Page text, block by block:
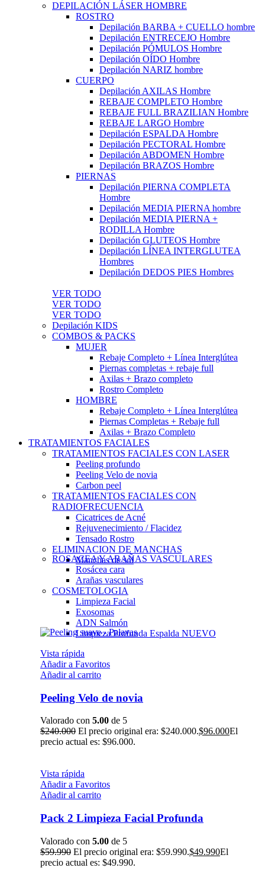
DEPILACIÓN LÁSER HOMBRE
ROSTRO
Depilación BARBA + CUELLO hombre
Depilación ENTRECEJO Hombre
Depilación PÓMULOS Hombre
Depilación OÍDO Hombre
Depilación NARIZ hombre
CUERPO
Depilación AXILAS Hombre
REBAJE COMPLETO Hombre
REBAJE FULL BRAZILIAN Hombre
REBAJE LARGO Hombre
Depilación ESPALDA Hombre
Depilación PECTORAL Hombre
Depilación ABDOMEN Hombre
Depilación BRAZOS Hombre
PIERNAS
Depilación PIERNA COMPLETA
Hombre
Depilación MEDIA PIERNA hombre
Depilación MEDIA PIERNA +
RODILLA Hombre
Depilación GLUTEOS Hombre
Depilación LÍNEA INTERGLUTEA
Hombres
Depilación DEDOS PIES Hombres
VER TODO
VER TODO
VER TODO
Depilación KIDS
COMBOS & PACKS
MUJER
Rebaje Completo + Línea Interglútea
Piernas completas + rebaje full
Axilas + Brazo completo
Rostro Completo
HOMBRE
Rebaje Completo + Línea Interglútea
Piernas Completas + Rebaje full
Axilas + Brazo Completo
TRATAMIENTOS FACIALES
TRATAMIENTOS FACIALES CON LASER
Peeling profundo
Peeling Velo de novia
Carbon peel
TRATAMIENTOS FACIALES CON
RADIOFRECUENCIA
Cicatrices de Acné
Rejuvenecimiento / Flacidez
Tensado Rostro
ELIMINACION DE MANCHAS
Manchas de sol
ROSACEA Y ARAÑAS VASCULARES
Rosácea cara
Arañas vasculares
COSMETOLOGIA
Limpieza Facial
Exosomas
ADN Salmón
Limpieza Profunda Espalda NUEVO
Vista rápida
Añadir a Favoritos
Añadir al carrito
Peeling Velo de novia
Valorado con 5.00 de 5
$240.000 El precio original era: $240.000.$96.000El
precio actual es: $96.000.
Vista rápida
Añadir a Favoritos
Añadir al carrito
Pack 2 Limpieza Facial Profunda
Valorado con 5.00 de 5
$59.990 El precio original era: $59.990.$49.990El
precio actual es: $49.990.